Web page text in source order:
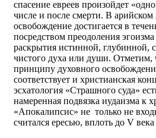
спасение евреев произойдет
числе и после смерти. В
освобождение достигается в
посредством преодоления
раскрытия истинной, глубинной,
чистого духа или души. Отметим,
принципу духовного
соответствует и христианская
эсхатология «Страшного суда»
намеренная подвязка иудаизма к
«Апокалипсис» не только не
считался ересью, вплоть до V